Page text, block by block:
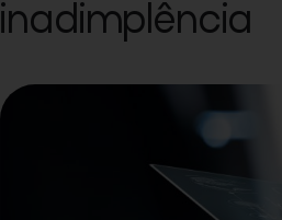
inadimplência